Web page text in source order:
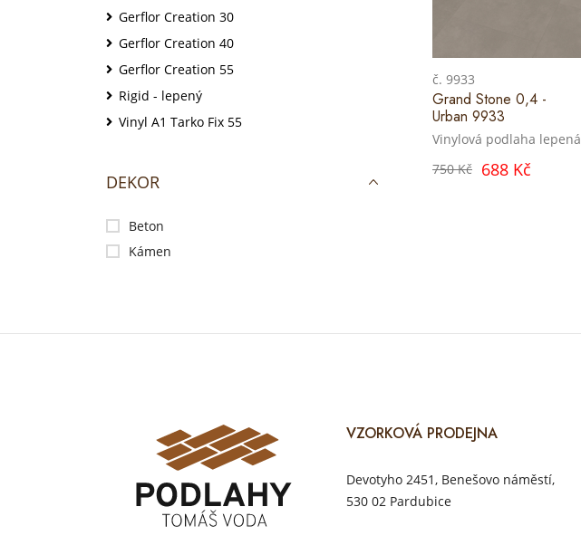
Gerflor Creation 30
Gerflor Creation 40
Gerflor Creation 55
Rigid - lepený
Vinyl A1 Tarko Fix 55
DEKOR
Beton
Kámen
č. 9933
Grand Stone 0,4 -
Urban 9933
Vinylová podlaha lepená
750 Kč 688 Kč
VZORKOVÁ PRODEJNA
Devotyho 2451, Benešovo náměstí,
530 02 Pardubice